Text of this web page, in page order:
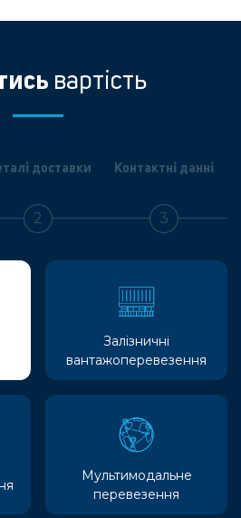
вартість
доставки
2
Контактні данні
3
Залізничні
вантажоперевезення
Мультимодальне
перевезення